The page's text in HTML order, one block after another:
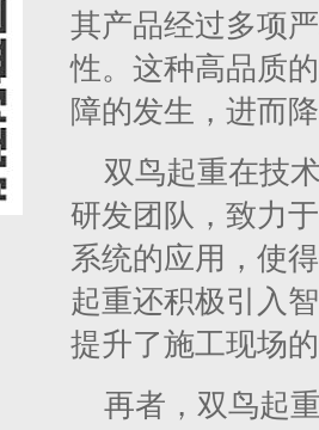
其产品经过多项
性。这种高品质
障的发生，进而
双鸟起重在技
研发团队，致力
系统的应用，使
起重还积极引入
提升了施工现场
再者，双鸟起